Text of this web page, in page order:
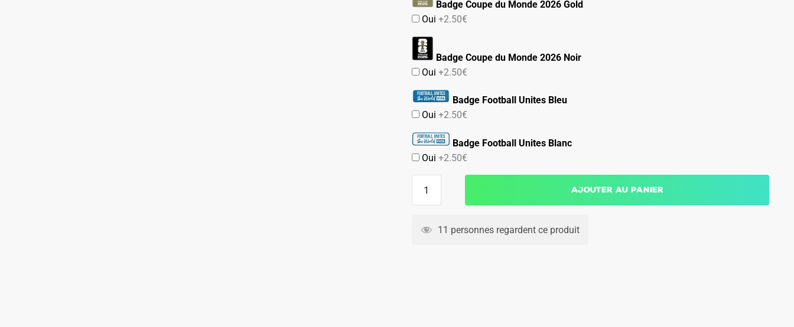
Badge Coupe du Monde 2026 Gold
Oui+2.50€
Badge Coupe du Monde 2026 Noir
Oui+2.50€
Badge Football Unites Bleu
Oui+2.50€
Badge Football Unites Blanc
Oui+2.50€
Tunisie
Ajouter au panier
11 personnes regardent ce produit